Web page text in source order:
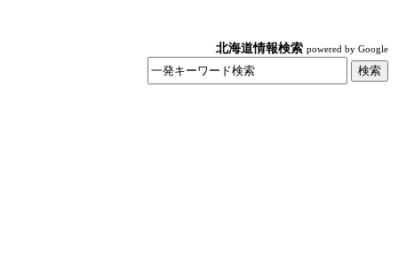
北海道情報検索 powered by Google